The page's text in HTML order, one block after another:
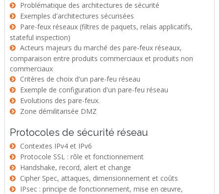
Problématique des architectures de sécurité
Exemples d'architectures sécurisées
stateful inspection)
comparaison entre produits commerciaux et produits non
commerciaux
Critères de choix d'un pare-feu réseau
Exemple de configuration d'un pare-feu réseau
Evolutions des pare-feux.
Zone démilitarisée DMZ
Protocoles de sécurité réseau
Contextes IPv4 et IPv6
Protocole SSL : rôle et fonctionnement
Handshake, record, alert et change
Cipher Spec, attaques, dimensionnement et coûts